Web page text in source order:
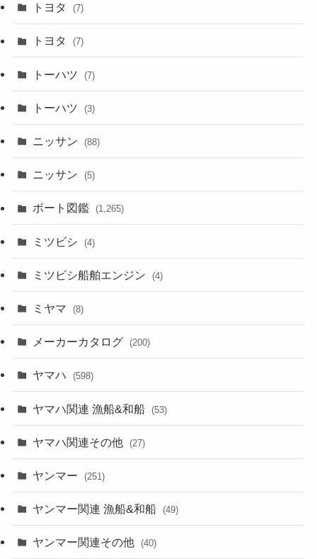
トヨタ (7)
トヨタ (7)
トーハツ (7)
トーハツ (3)
ニッサン (88)
ニッサン (5)
ボート図鑑 (1,265)
ミツビシ (4)
ミツビシ船舶エンジン (4)
ミヤマ (8)
メーカーカタログ (200)
ヤマハ (598)
ヤマハ関連 漁船&和船 (53)
ヤマハ関連その他 (27)
ヤンマー (251)
ヤンマー関連 漁船&和船 (49)
ヤンマー関連その他 (40)